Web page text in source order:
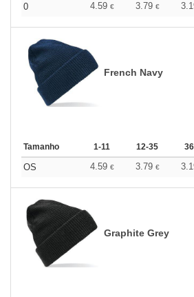
0 4.59 € 3.79 €
French Navy
Tamanho 1-11 12-35
OS 4.59 € 3.79 €
Graphite Grey